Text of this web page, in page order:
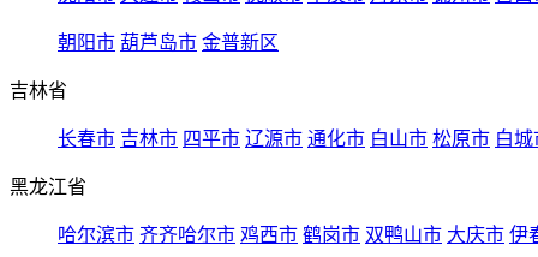
朝阳市 葫芦岛市 金普新区
吉林省
长春市 吉林市 四平市 辽源市 通化市 白山市 松原市 白城
黑龙江省
哈尔滨市 齐齐哈尔市 鸡西市 鹤岗市 双鸭山市 大庆市 伊